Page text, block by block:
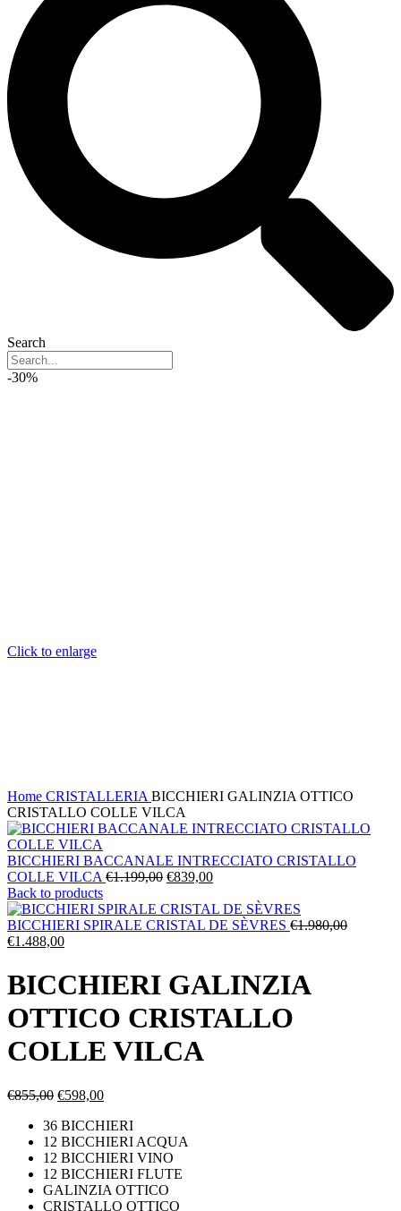
Search
-30%
Click to enlarge
Home CRISTALLERIA BICCHIERI GALINZIA OTTICO
CRISTALLO COLLE VILCA
BICCHIERI BACCANALE INTRECCIATO CRISTALLO
COLLE VILCA €1.199,00 Il
originale
era:
€839,00Il
attuale
è:
Back to products
BICCHIERI SPIRALE CRISTAL DE SÈVRES €1.980,00Il
€1.488,00Il
attuale
è:
BICCHIERI GALINZIA
OTTICO CRISTALLO
COLLE VILCA
€855,00 Il
originale
era:
€855,00.
€598,00Il
attuale
è:
€598,00.
36 BICCHIERI
12 BICCHIERI ACQUA
12 BICCHIERI VINO
12 BICCHIERI FLUTE
GALINZIA OTTICO
CRISTALLO OTTICO